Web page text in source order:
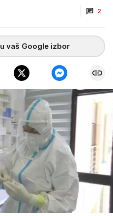
2
vaš Google izbor